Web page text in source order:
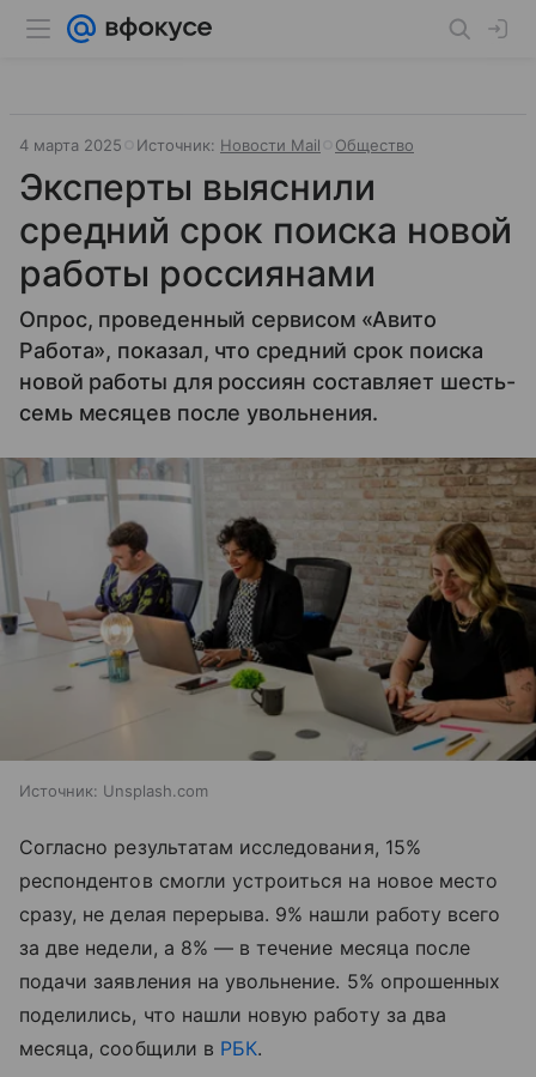
4 марта 2025 Источник: Новости Mail Общество
Эксперты выяснили
средний срок поиска новой
работы россиянами
Опрос, проведенный сервисом «Авито
Работа», показал, что средний срок поиска
новой работы для россиян составляет шесть-
семь месяцев после увольнения.
Источник: Unsplash.com
Согласно результатам исследования, 15%
респондентов смогли устроиться на новое место
сразу, не делая перерыва. 9% нашли работу всего
за две недели, а 8% — в течение месяца после
подачи заявления на увольнение. 5% опрошенных
поделились, что нашли новую работу за два
месяца, сообщили в РБК.